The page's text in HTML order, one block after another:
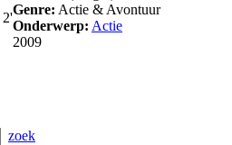
Genre: Actie & Avontuur
Onderwerp: Actie
2009
zoek